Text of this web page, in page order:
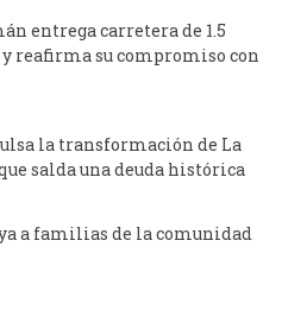
entrega carretera de 1.5
reafirma su compromiso con
la transformación de La
salda una deuda histórica
a familias de la comunidad